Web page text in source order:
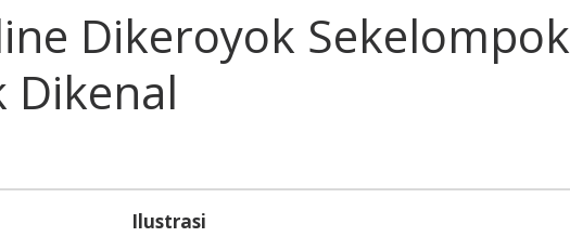
Dikeroyok Sekelompok
Dikenal
Ilustrasi